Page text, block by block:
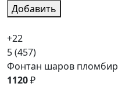
Добавить
+22
5(457)
Фонтан шаров пломбир
1120₽